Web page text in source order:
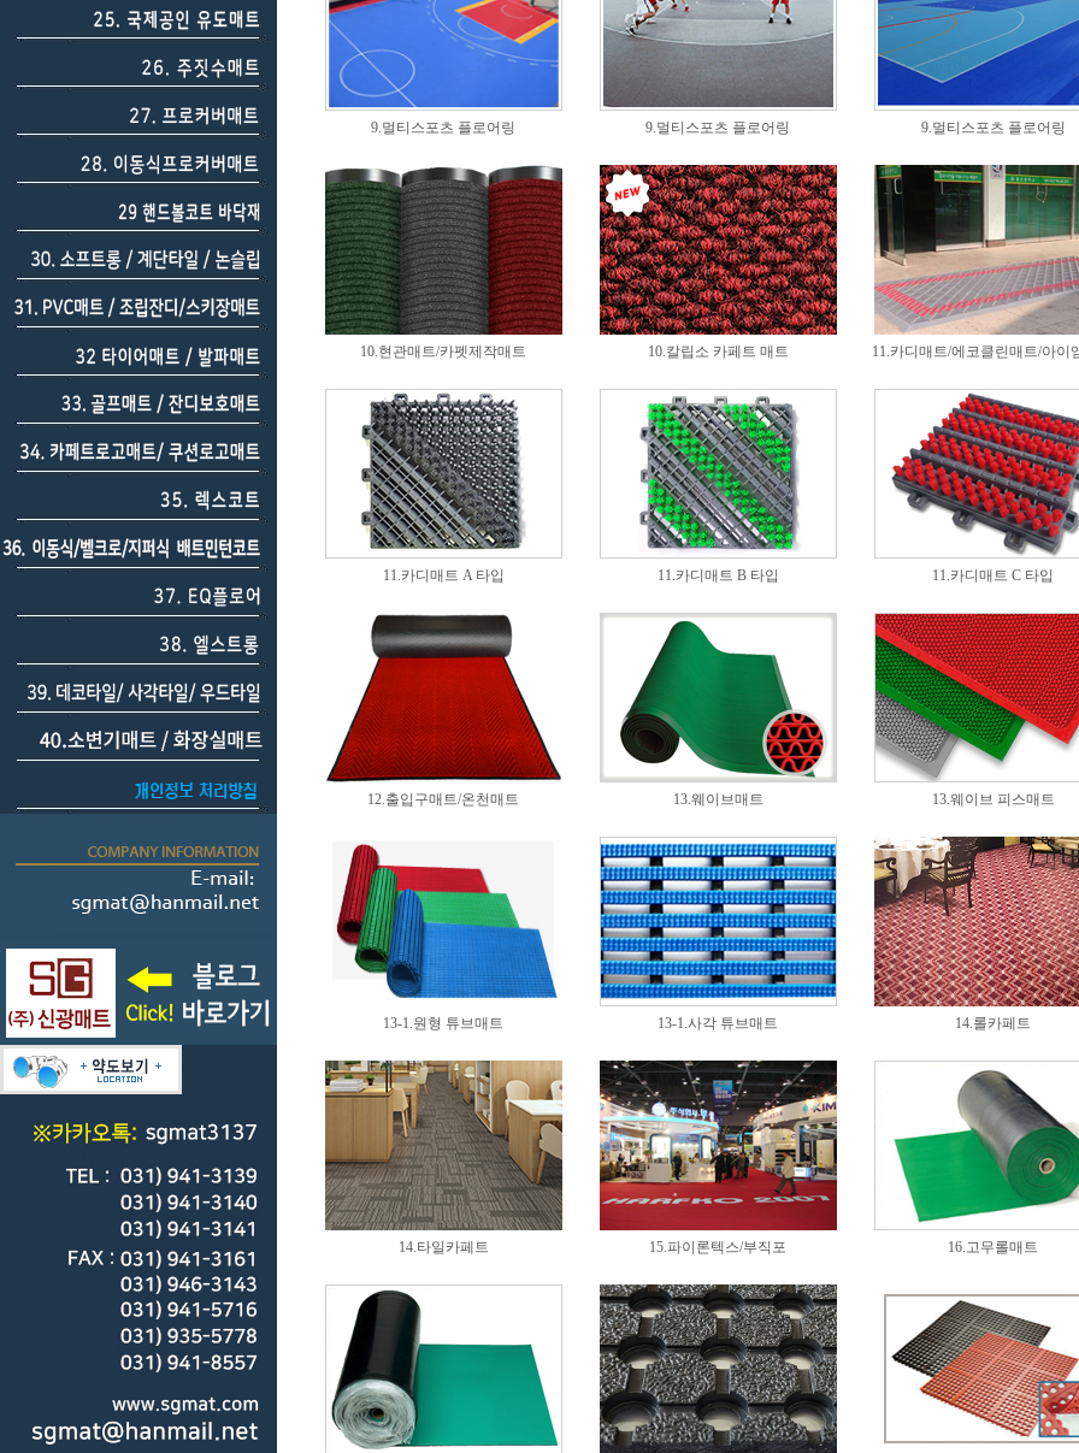
9.멀티스포츠 플로어링 9.멀티스포츠 플로어링 9.멀티스포츠 플로어링
10.현관매트/카펫제작매트 10.칼립소 카페트 매트 11.카디매트/에코클린매트/아이
11.카디매트 A 타입 11.카디매트 B 타입 11.카디매트 C 타입
12.출입구매트/온천매트 13.웨이브매트 13.웨이브 피스매트
13-1.원형 튜브매트 13-1.사각 튜브매트 14.롤카페트
14.타일카페트 15.파이론텍스/부직포 16.고무롤매트